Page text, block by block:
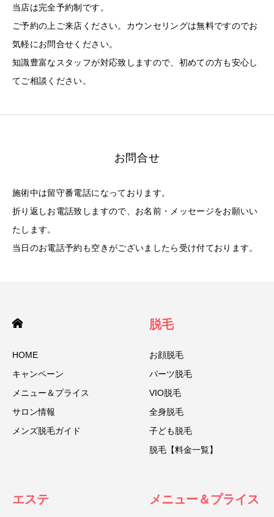
当店は完全予約制です。
ご予約の上ご来店ください。カウンセリングは無料ですのでお
気軽にお問合せください。
知識豊富なスタッフが対応致しますので、初めての方も安心し
てご相談ください。
お問合せ
施術中は留守番電話になっております。
折り返しお電話致しますので、お名前・メッセージをお願いい
たします。
当日のお電話予約も空きがございましたら受け付ております。
HOME
キャンペーン
メニュー＆プライス
サロン情報
メンズ脱毛ガイド
脱毛
お顔脱毛
パーツ脱毛
VIO脱毛
全身脱毛
子ども脱毛
脱毛【料金一覧】
エステ メニュー＆プライス